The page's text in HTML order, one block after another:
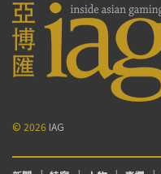
© 2026 IAG